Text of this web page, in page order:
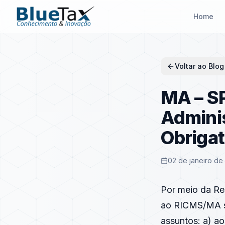
Home
Voltar ao Blog
MA –
02 de janeiro de
Por meio da
ao RICMS/MA
assuntos: a)